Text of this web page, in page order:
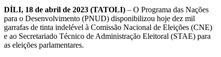
DÍLI, 18 de abril de 2023 (TATOLI) – O Programa das Nações
para o Desenvolvimento (PNUD) disponibilizou hoje dez mil
garrafas de tinta indelével à Comissão Nacional de Eleições (CNE)
e ao Secretariado Técnico de Administração Eleitoral (STAE) para
as eleições parlamentares.